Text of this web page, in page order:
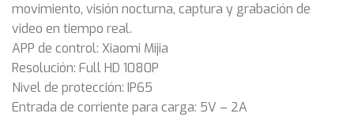
movimiento, visión nocturna, captura y grabación de
video en tiempo real.
APP de control: Xiaomi Mijia
Resolución: Full HD 1080P
Nivel de protección: IP65
Entrada de corriente para carga: 5V – 2A